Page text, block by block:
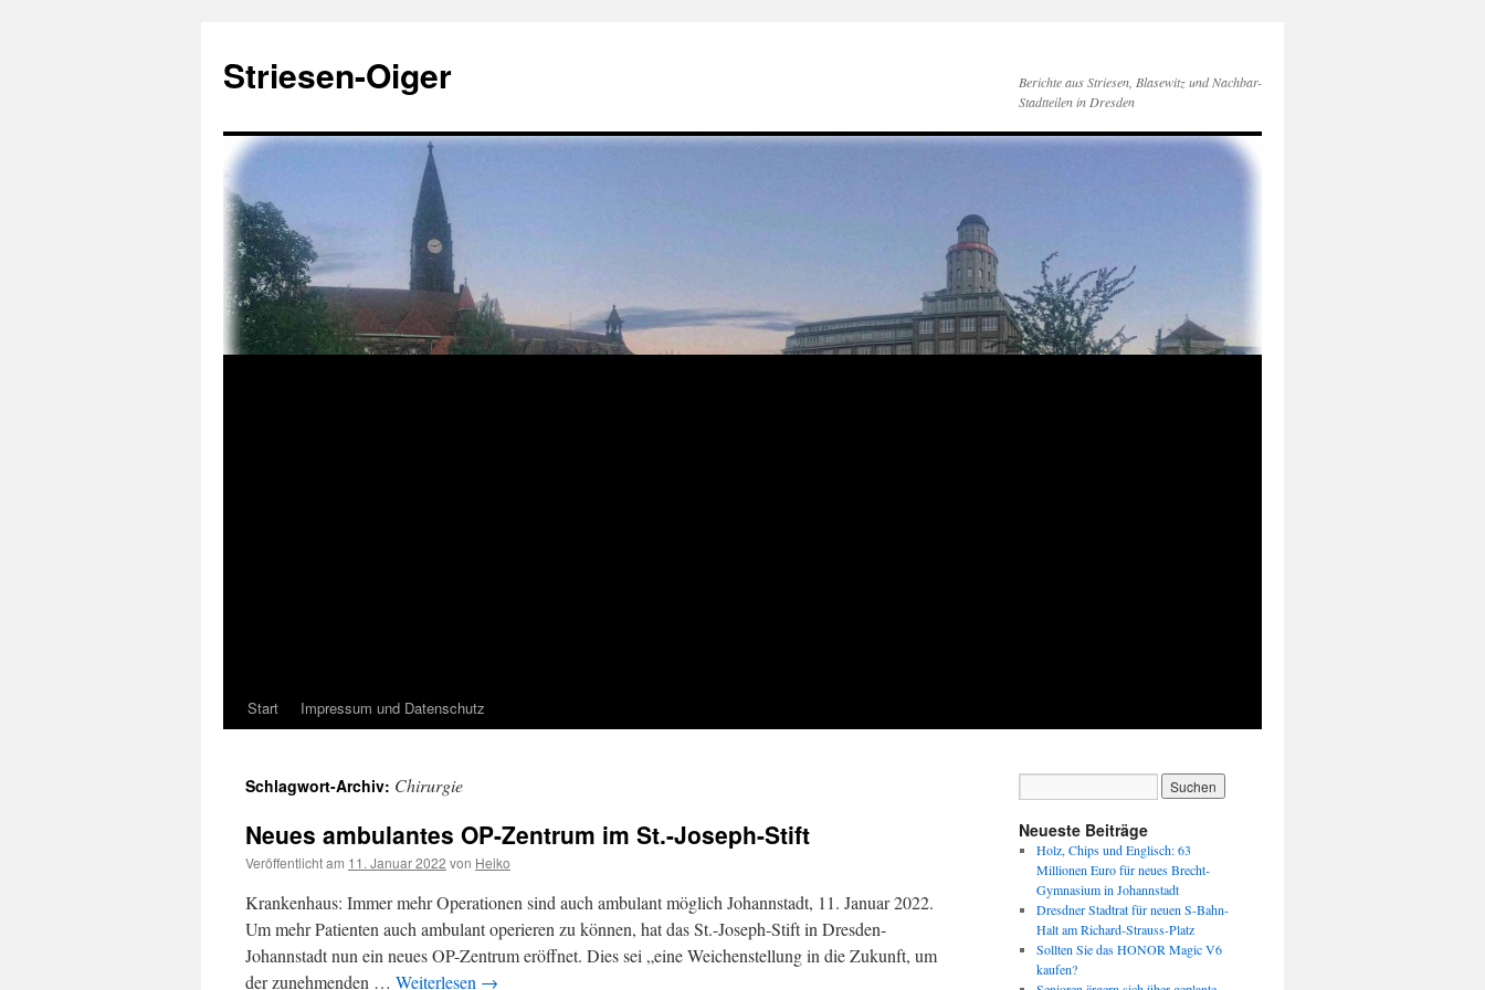
springen
Striesen-Oiger
Berichte aus Striesen, Blasewitz und Nachbar-
Stadtteilen in Dresden
Start Impressum und Datenschutz
Schlagwort-Archiv: Chirurgie
Neues ambulantes OP-Zentrum im St.-Joseph-Stift
Veröffentlicht am 11. Januar 2022 von Heiko
Krankenhaus: Immer mehr Operationen sind auch ambulant möglich Johannstadt, 11. Januar 2022.
Um mehr Patienten auch ambulant operieren zu können, hat das St.-Joseph-Stift in Dresden-
Johannstadt nun ein neues OP-Zentrum eröffnet. Dies sei „eine Weichenstellung in die Zukunft, um
der zunehmenden … Weiterlesen →
Neueste Beiträge
Holz, Chips und Englisch: 63
Millionen Euro für neues Brecht-
Gymnasium in Johannstadt
Dresdner Stadtrat für neuen S-Bahn-
Halt am Richard-Strauss-Platz
Sollten Sie das HONOR Magic V6
kaufen?